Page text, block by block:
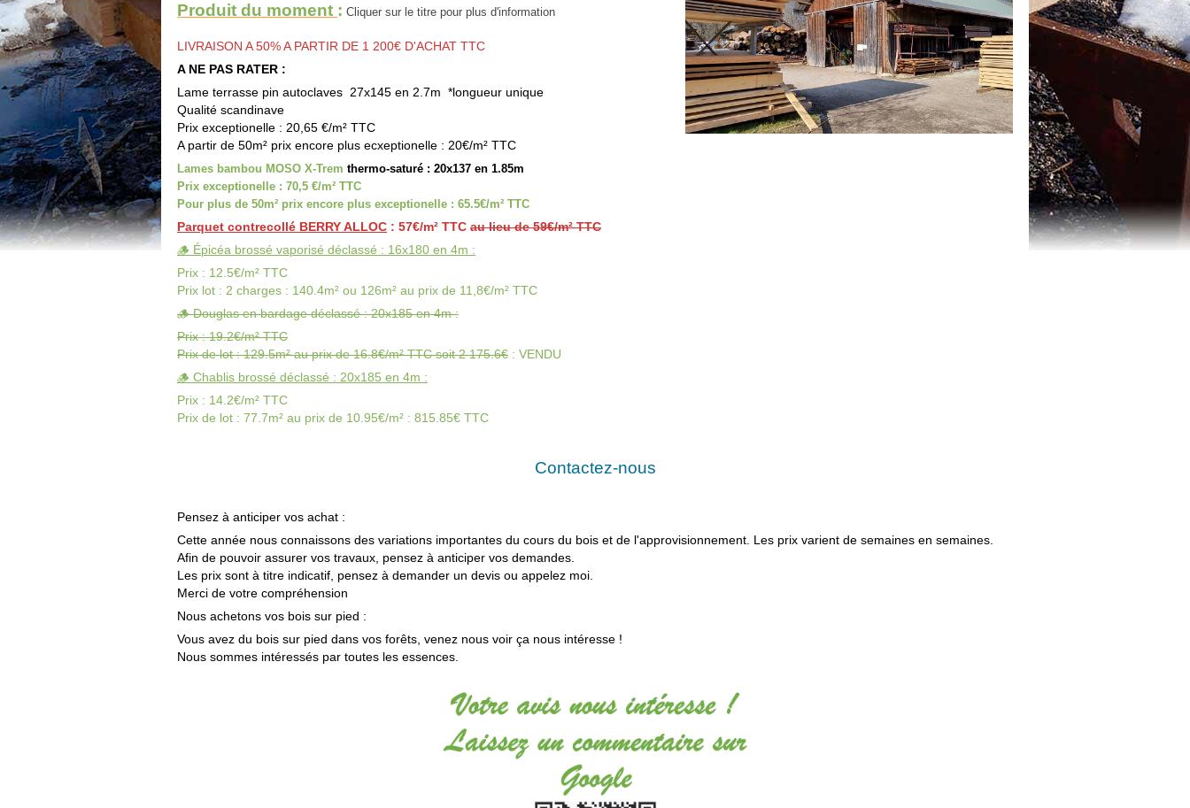
Produit du moment : Cliquer sur le titre pour plus d'information
LIVRAISON A 50% A PARTIR DE 1 200€ D'ACHAT TTC
A NE PAS RATER :
Lame terrasse pin autoclaves 27x145 en 2.7m *longueur unique
Qualité scandinave
Prix exceptionelle : 20,65 €/m² TTC
A partir de 50m² prix encore plus ecxeptionelle : 20€/m² TTC
Lames bambou MOSO X-Trem thermo-saturé : 20x137 en 1.85m
Prix exceptionelle : 70,5 €/m² TTC
Pour plus de 50m² prix encore plus exceptionelle : 65.5€/m² TTC
Parquet contrecollé BERRY ALLOC : 57€/m² TTC au lieu de 59€/m² TTC
🪵 Épicéa brossé vaporisé déclassé : 16x180 en 4m :
Prix : 12.5€/m² TTC
Prix lot : 2 charges : 140.4m² ou 126m² au prix de 11,8€/m² TTC
🪵 Douglas en bardage déclassé : 20x185 en 4m :
Prix : 19.2€/m² TTC
Prix de lot : 129.5m² au prix de 16.8€/m² TTC soit 2 175.6€ : VENDU
🪵 Chablis brossé déclassé : 20x185 en 4m :
Prix : 14.2€/m² TTC
Prix de lot : 77.7m² au prix de 10.95€/m² : 815.85€ TTC
Contactez-nous
Pensez à anticiper vos achat :
Cette année nous connaissons des variations importantes du cours du bois et de l'approvisionnement. Les prix varient de semaines en semaines.
Afin de pouvoir assurer vos travaux, pensez à anticiper vos demandes.
Les prix sont à titre indicatif, pensez à demander un devis ou appelez moi.
Merci de votre compréhension
Nous achetons vos bois sur pied :
Vous avez du bois sur pied dans vos forêts, venez nous voir ça nous intéresse !
Nous sommes intéressés par toutes les essences.